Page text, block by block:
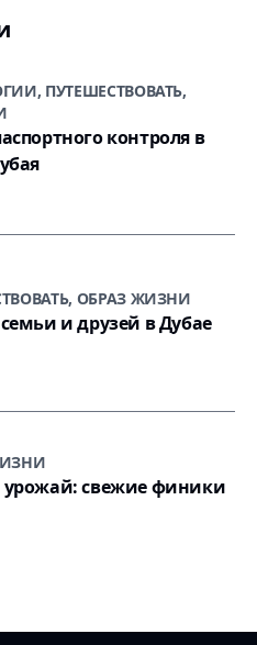
ПУТЕШЕСТВОВАТЬ,
контроля в
ОБРАЗ ЖИЗНИ
и друзей в Дубае
свежие финики